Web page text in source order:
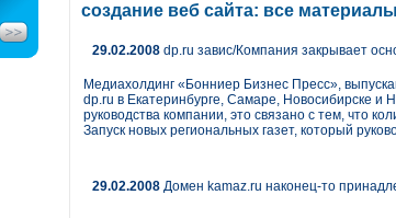
создание веб сайта: все
29.02.2008 dp.ru завис/Компания закрывает
Медиахолдинг «Бонниер Бизнес Пресс»,
dp.ru в Екатеринбурге, Самаре, Новосибирске и
руководства компании, это связано с тем, что
Запуск новых региональных газет, который
29.02.2008 Домен kamaz.ru наконец-то